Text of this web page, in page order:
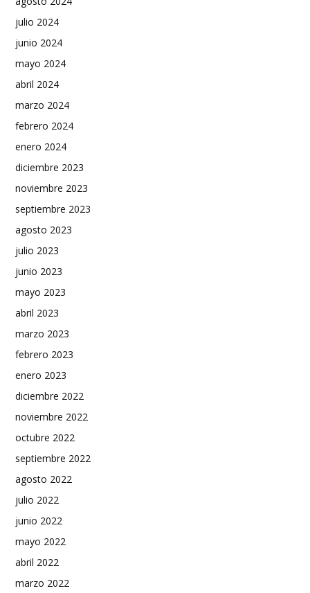
julio 2024
junio 2024
mayo 2024
abril 2024
marzo 2024
febrero 2024
enero 2024
diciembre 2023
noviembre 2023
septiembre 2023
agosto 2023
julio 2023
junio 2023
mayo 2023
abril 2023
marzo 2023
febrero 2023
enero 2023
diciembre 2022
noviembre 2022
octubre 2022
septiembre 2022
agosto 2022
julio 2022
junio 2022
mayo 2022
abril 2022
marzo 2022